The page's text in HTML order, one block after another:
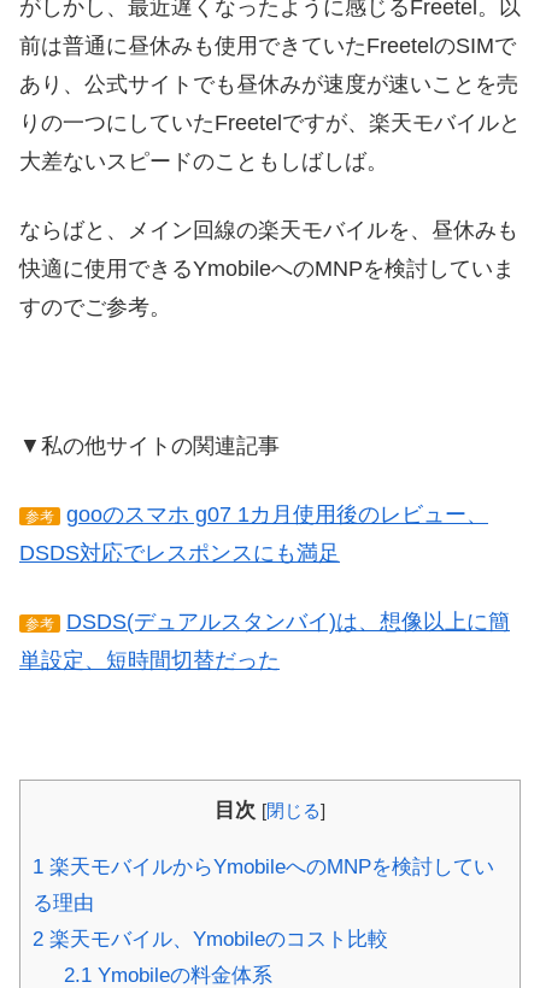
がしかし、最近遅くなったように感じるFreetel。以
前は普通に昼休みも使用できていたFreetelのSIMで
あり、公式サイトでも昼休みが速度が速いことを売
りの一つにしていたFreetelですが、楽天モバイルと
大差ないスピードのこともしばしば。
ならばと、メイン回線の楽天モバイルを、昼休みも
快適に使用できるYmobileへのMNPを検討していま
すのでご参考。
▼私の他サイトの関連記事
参考
gooのスマホ g07 1カ月使用後のレビュー、
DSDS対応でレスポンスにも満足
参考
DSDS(デュアルスタンバイ)は、想像以上に簡
単設定、短時間切替だった
目次 [閉じる]
1 楽天モバイルからYmobileへのMNPを検討してい
る理由
2 楽天モバイル、Ymobileのコスト比較
2.1Ymobileの料金体系